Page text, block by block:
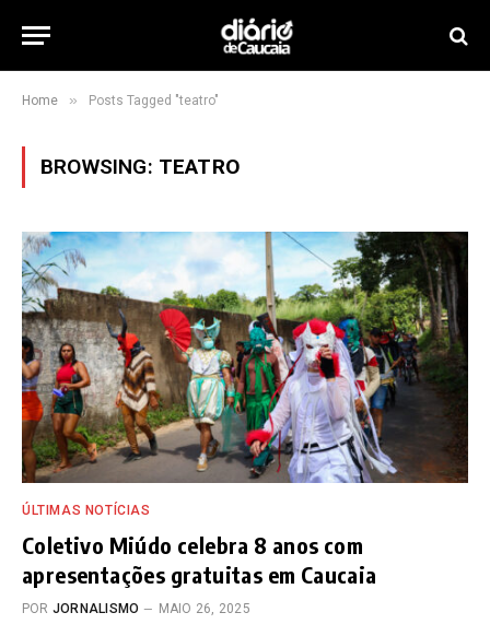
Home » Posts Tagged "teatro"
BROWSING: TEATRO
ÚLTIMAS NOTÍCIAS
Coletivo Miúdo celebra 8 anos com
apresentações gratuitas em Caucaia
POR JORNALISMO MAIO 26, 2025